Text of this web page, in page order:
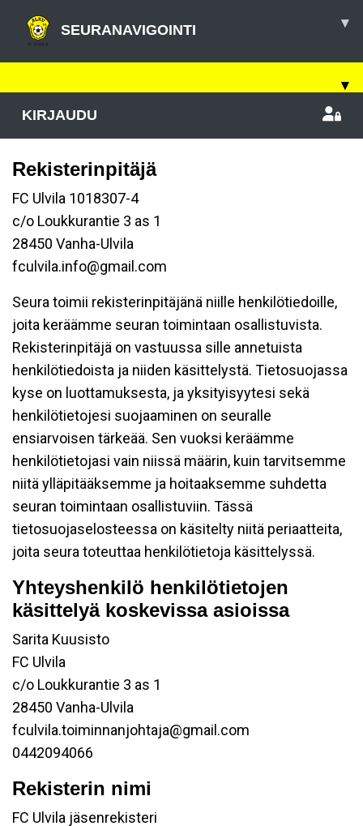
SEURANAVIGOINTI ▾
▾
KIRJAUDU
Rekisterinpitäjä
FC Ulvila 1018307-4
c/o Loukkurantie 3 as 1
28450 Vanha-Ulvila
fculvila.info@gmail.com
Seura toimii rekisterinpitäjänä niille henkilötiedoille,
joita keräämme seuran toimintaan osallistuvista.
Rekisterinpitäjä on vastuussa sille annetuista
henkilötiedoista ja niiden käsittelystä. Tietosuojassa
kyse on luottamuksesta, ja yksityisyytesi sekä
henkilötietojesi suojaaminen on seuralle
ensiarvoisen tärkeää. Sen vuoksi keräämme
henkilötietojasi vain niissä määrin, kuin tarvitsemme
niitä ylläpitääksemme ja hoitaaksemme suhdetta
seuran toimintaan osallistuviin. Tässä
tietosuojaselosteessa on käsitelty niitä periaatteita,
joita seura toteuttaa henkilötietoja käsittelyssä.
Yhteyshenkilö henkilötietojen
käsittelyä koskevissa asioissa
Sarita Kuusisto
FC Ulvila
c/o Loukkurantie 3 as 1
28450 Vanha-Ulvila
fculvila.toiminnanjohtaja@gmail.com
0442094066
Rekisterin nimi
FC Ulvila jäsenrekisteri